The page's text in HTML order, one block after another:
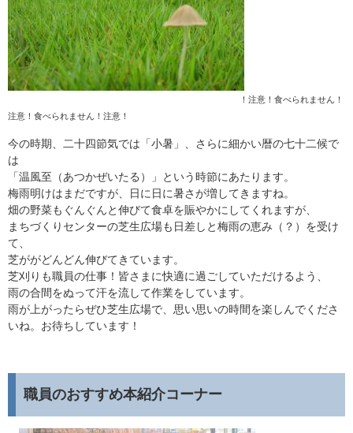
！注意！食べられません！
注意！食べられません！注意！
今の時期、二十四節気では「小暑」、さらに細かい暦の七十二候で
は
「温風至（あつかぜいたる）」という時節にあたります。
梅雨明けはまだですが、日に日に暑さが増してきますね。
畑の野菜もぐんぐんと伸びて食卓を賑やかにしてくれますが、
まちづくりセンターの芝生広場も日差しと梅雨の恵み（？）を受け
て、
芝ががどんどん伸びてきています。
芝刈りも職員の仕事！皆さまに快適に過ごしていただけるよう、
雨の合間をぬって汗を流して作業をしています。
雨が上がったらぜひ芝生広場で、思い思いの時間を楽しんでくださ
いね。お待ちしています！
職員のおすすめ本紹介コーナー